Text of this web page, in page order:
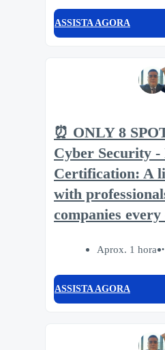
ASSISTA AGORA
⏰ ONLY 8
Cyber Security -
Certification: A
with
companies every
Aprox. 1 hora
ASSISTA AGORA